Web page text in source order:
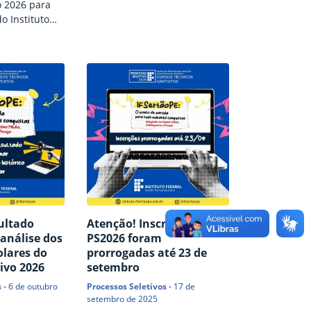
2026 para
Instituto
disponível
Aferição
Os
interpor
enviá-los
novembro.
contra o
de
preliminar de aferição de
escola pública. Agora, os
candidatos interessados têm
a quarta-feira (29) e a quinta-
feira (30) para apresentação
de contestação. As mudanças
constam na retificação n.º 6
(clique aqui para acessar a…
dos
do
2026
-6 de outubro
Atenção! Inscrições do
PS2026 foram
prorrogadas até 23 de
setembro
Processos Seletivos - 17 de
setembro de 2025